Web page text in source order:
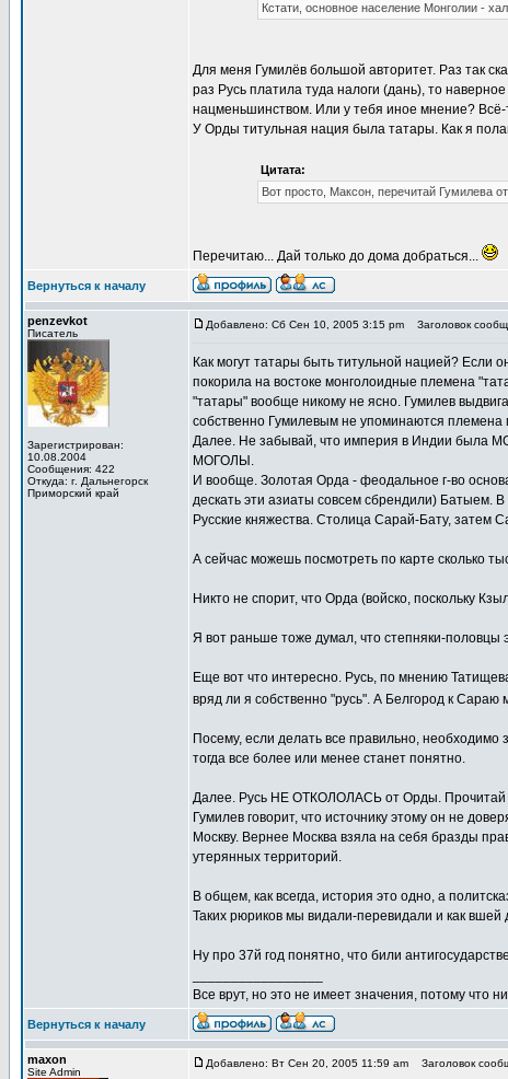
Кстати, основное население Монголии -
Для меня Гумилёв большой авторитет. Раз так
раз Русь платила туда налоги (дань), то
нацменьшинством. Или у тебя иное мнение? Всё-
У Орды титульная нация была татары. Как я
Цитата:
Вот просто, Максон, перечитай Гумилева
Перечитаю... Дай только до дома добраться...
Вернуться к началу
penzevkot
Писатель
Зарегистрирован:
10.08.2004
Сообщения: 422
Откуда: г. Дальнегорск
Приморский край
Добавлено: Сб Сен 10, 2005 3:15 pm Заголовок
Как могут татары быть титульной нацией?
покорила на востоке монголоидные племена
"татары" вообще никому не ясно. Гумилев
собственно Гумилевым не упоминаются племена
Далее. Не забывай, что империя в Индии была
МОГОЛЫ.
И вообще. Золотая Орда - феодальное г-во
дескать эти азиаты совсем сбрендили) Батыем.
Русские княжества. Столица Сарай-Бату,
А сейчас можешь посмотреть по карте сколько
Никто не спорит, что Орда (войско, поскольку
Я вот раньше тоже думал, что степняки-половцы
Еще вот что интересно. Русь, по мнению
вряд ли я собственно "русь". А Белгород к
Посему, если делать все правильно, необходимо
тогда все более или менее станет понятно.
Далее. Русь НЕ ОТКОЛОЛАСЬ от Орды. Прочитай
Гумилев говорит, что источнику этому он не
Москву. Вернее Москва взяла на себя бразды
утерянных территорий.
В общем, как всегда, история это одно, а
Таких рюриков мы видали-перевидали и как вшей
Ну про 37й год понятно, что били
Все врут, но это не имеет значения, потому что
Вернуться к началу
maxon
Site Admin
Добавлено: Вт Сен 20, 2005 11:59 am Заголовок